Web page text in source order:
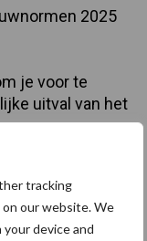
tracking
our website. We
device and
2025
je voor te
uitval van het